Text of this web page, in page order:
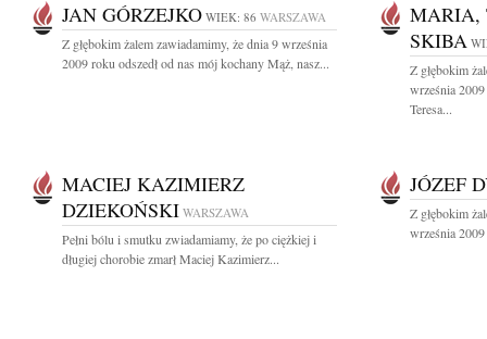
JAN GÓRZEJKO WIEK: 86 WARSZAWA
Z głębokim żalem zawiadamimy, że dnia 9 września
2009 roku odszedł od nas mój kochany Mąż, nasz...
MARIA,
SKIBA
Z głębokim
września
Teresa...
MACIEJ KAZIMIERZ
DZIEKOŃSKI WARSZAWA
Pełni bólu i smutku zwiadamiamy, że po ciężkiej i
długiej chorobie zmarł Maciej Kazimierz...
JÓZEF
Z głębokim
września 2009